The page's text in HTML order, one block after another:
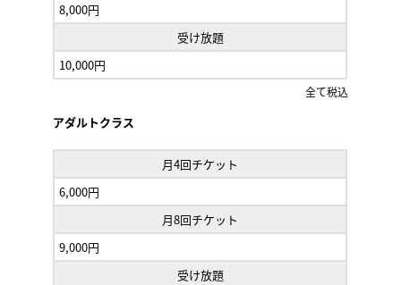
8,000円
受け放題
10,000円
全て税込
アダルトクラス
月4回チケット
6,000円
月8回チケット
9,000円
受け放題